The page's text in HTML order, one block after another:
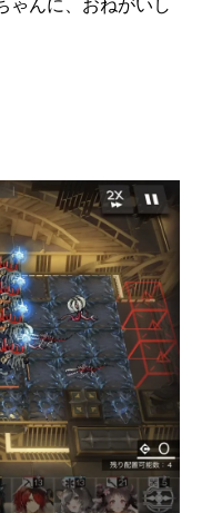
ゃんに、おねがいし